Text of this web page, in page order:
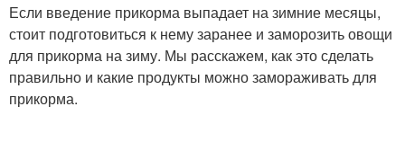
Если введение прикорма выпадает на зимние месяцы,
стоит подготовиться к нему заранее и заморозить овощи
для прикорма на зиму. Мы расскажем, как это сделать
правильно и какие продукты можно замораживать для
прикорма.